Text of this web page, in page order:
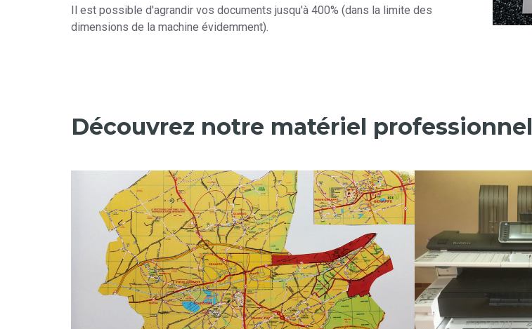
Il est possible d'agrandir vos documents jusqu'à 400% (dans la limite des
dimensions de la machine évidemment).
Découvrez notre matériel professionnel